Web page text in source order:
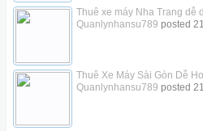
Thuê xe máy Nha Trang dễ
Quanlynhansu789 posted
Thuê Xe Máy Sài Gòn Dễ
Quanlynhansu789 posted